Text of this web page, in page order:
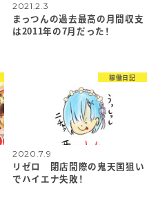
2021.2.3
まっつんの過去最高の月間収支
は2011年の7月だった！
稼働日記
2020.7.9
リゼロ 閉店間際の鬼天国狙い
でハイエナ失敗！